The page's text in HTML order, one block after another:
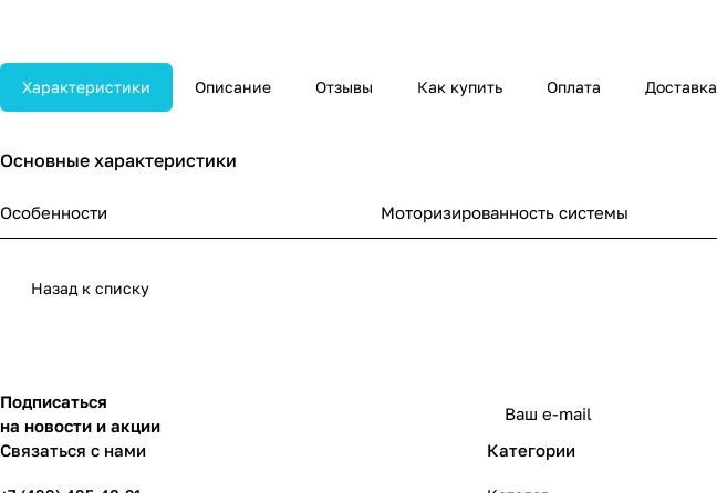
Характеристики Описание Отзывы Как купить Оплата Доставка
Основные характеристики
Особенности Моторизированность системы
Назад к списку
Подписаться
на новости и акции
Связаться с нами
Категории